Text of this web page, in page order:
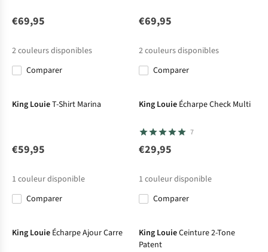
€69,95
2couleurs disponibles
Comparer
€69,95
2couleurs disponibles
Comparer
King LouieT-Shirt Marina
€59,95
1 couleur disponible
Comparer
King Louie Écharpe Check Multi
7
€29,95
1 couleur disponible
Comparer
King Louie Écharpe Ajour Carre King LouieCeinture 2-Tone
Patent